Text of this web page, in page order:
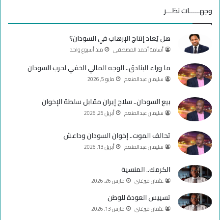
ب
و
ك
u
T
u
b
e
ت
ق
م
وجهـــــات نظـــر
هل يُعاد إنتاج الإرهاب في السودان؟
أسامة أحمد المصطفى منذ أسبوع واحد
ما وراء البنادق.. الوجه المالي الخفي لحرب السودان
سليمان عبدالمنعم مايو 5, 2026
بيع السودان.. سلاح إيران مقابل سلطة الإخوان
سليمان عبدالمنعم أبريل 25, 2026
تحالف الموت.. إخوان السودان وداعش
سليمان عبدالمنعم أبريل 13, 2026
الكرمك.. المنسية
عثمان ميرغني مارس 26, 2026
تسييس العودة للوطن
عثمان ميرغني مارس 13, 2026